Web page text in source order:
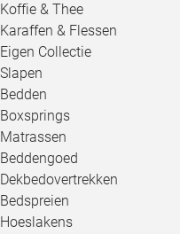
Koffie & Thee
Karaffen & Flessen
Eigen Collectie
Slapen
Bedden
Boxsprings
Matrassen
Beddengoed
Dekbedovertrekken
Bedspreien
Hoeslakens